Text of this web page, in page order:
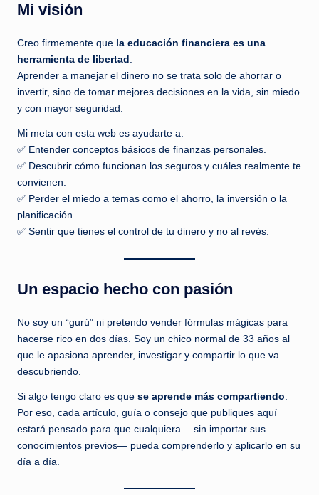
i
d
a
r
y
a
Mi visión
Creo firmemente que la educación financiera es una
herramienta de libertad .
Aprender a manejar el dinero no se trata solo de ahorrar o
invertir, sino de tomar mejores decisiones en la vida, sin miedo
y con mayor seguridad.
Mi meta con esta web es ayudarte a:
✅ Entender conceptos básicos de finanzas personales.
✅ Descubrir cómo funcionan los seguros y cuáles realmente te
convienen.
✅ Perder el miedo a temas como el ahorro, la inversión o la
planificación.
✅ Sentir que tienes el control de tu dinero y no al revés.
Un espacio hecho con pasión
No soy un “gurú” ni pretendo vender fórmulas mágicas para
hacerse rico en dos días. Soy un chico normal de 33 años al
que le apasiona aprender, investigar y compartir lo que va
descubriendo.
Si algo tengo claro es que se aprende más compartiendo
Por eso, cada artículo, guía o consejo que publiques aquí
estará pensado para que cualquiera —sin importar sus
conocimientos previos— pueda comprenderlo y aplicarlo en su
día a día.